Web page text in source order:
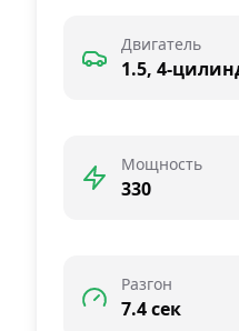
Двигатель
1.5, 4-
Мощность
330
Разгон
7.4 сек